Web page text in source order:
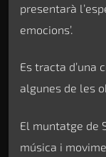
presentarà
emocions’.
Es tracta d’una
algunes de les
El muntatge de
música i